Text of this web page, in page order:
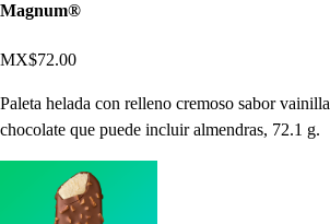
Magnum®
MX$72.00
Paleta helada con relleno cremoso sabor
chocolate que puede incluir almendras, 72.1 g.